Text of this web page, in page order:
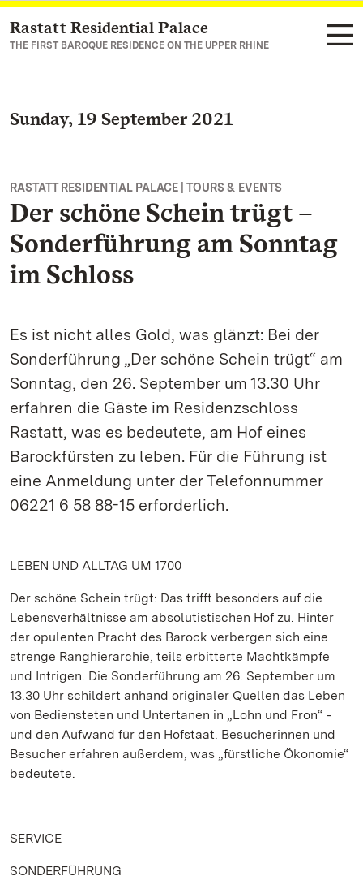
Navigate to main page
Rastatt Residential Palace
THE FIRST BAROQUE RESIDENCE ON THE UPPER RHINE
Sunday, 19 September 2021
RASTATT RESIDENTIAL PALACE | TOURS & EVENTS
Der schöne Schein trügt –
Sonderführung am Sonntag
im Schloss
Es ist nicht alles Gold, was glänzt: Bei der
Sonderführung „Der schöne Schein trügt“ am
Sonntag, den 26. September um 13.30 Uhr
erfahren die Gäste im Residenzschloss
Rastatt, was es bedeutete, am Hof eines
Barockfürsten zu leben. Für die Führung ist
eine Anmeldung unter der Telefonnummer
06221 6 58 88-15 erforderlich.
LEBEN UND ALLTAG UM 1700
Der schöne Schein trügt: Das trifft besonders auf die
Lebensverhältnisse am absolutistischen Hof zu. Hinter
der opulenten Pracht des Barock verbergen sich eine
strenge Ranghierarchie, teils erbitterte Machtkämpfe
und Intrigen. Die Sonderführung am 26. September um
13.30 Uhr schildert anhand originaler Quellen das Leben
von Bediensteten und Untertanen in „Lohn und Fron“ ‒
und den Aufwand für den Hofstaat. Besucherinnen und
Besucher erfahren außerdem, was „fürstliche Ökonomie“
bedeutete.
SERVICE
SONDERFÜHRUNG